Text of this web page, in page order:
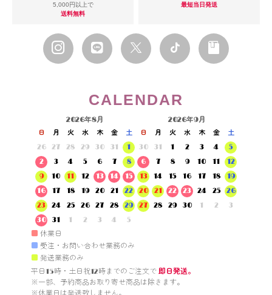
5,000円以上で
送料無料
最短当日発送
CALENDAR
2026年8月
日 月 火 水 木 金
土
26
27 28 29 30 31
1
2
3 4 5 6 7
8
9
10 11 12 13 14
15
16
17 18 19 20 21
22
23
24 25 26 27 28
29
30
31 1 2 3 4 5
2026年9月
日 月 火 水 木 金
土
30
31 1 2 3 4
5
6
7 8 9 10 11
12
13
14 15 16 17 18
19
20
21 22 23 24 25
26
27
28 29 30 1 2 3
■ 休業日
■ 受注・お問い合わせ業務のみ
■ 発送業務のみ
平日15時・土日祝12時までのご注文で 即日発送。
※一部、予約商品お取り寄せ商品は除きます。